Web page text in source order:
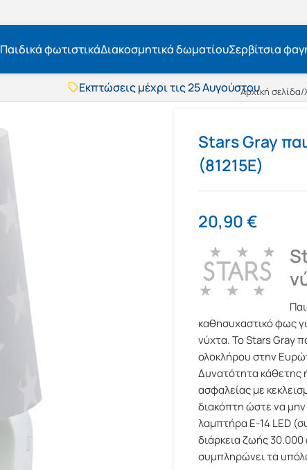
Παιδικά φωτιστικάΔιακοσμητικά δωματίουΣερβίτσια
Εκπτώσεις μέχρι τις 25 Αυγούστου
Δωρεάν μεταφορικά
BOXNOW αποστολή
Εκπτώσεις μέχρι τις 25 Αυγούστου
Δωρεάν μεταφορικά
BOXNOW αποστολή
Αρχική σελίδα/
Stars Gray
(81215E)
20,90€
καθησυχαστικό φως
νύχτα. Το Stars Gray
ολοκλήρου στην
Δυνατότητα κάθετης
ασφαλείας με
διακόπτη ώστε να μην
λαμπτήρα Ε-14 LED
διάρκεια ζωής
συμπληρώνει τα